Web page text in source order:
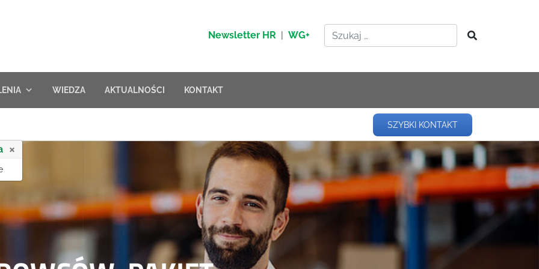
Newsletter HR | WG+
WIEDZA AKTUALNOŚCI KONTAKT
SZYBKI KONTAKT
×